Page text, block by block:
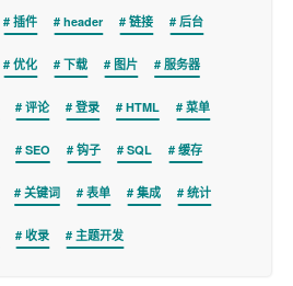
插件 header 链接 后台
优化 下载 图片 服务器
评论 登录 HTML 菜单
SEO 钩子 SQL 缓存
关键词 表单 集成 统计
收录 主题开发